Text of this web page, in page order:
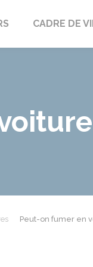
CADRE DE
Peut-on fumer en